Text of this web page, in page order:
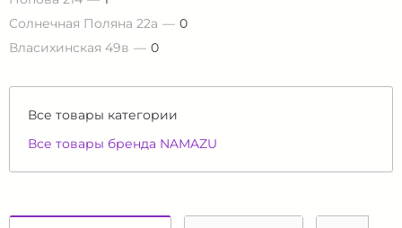
Солнечная Поляна 22а
0
Власихинская 49в
0
Все товары категории
Все товары бренда NAMAZU